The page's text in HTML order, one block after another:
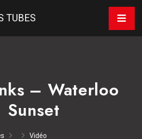
TUBES
– Waterloo
Sunset
Vidéo